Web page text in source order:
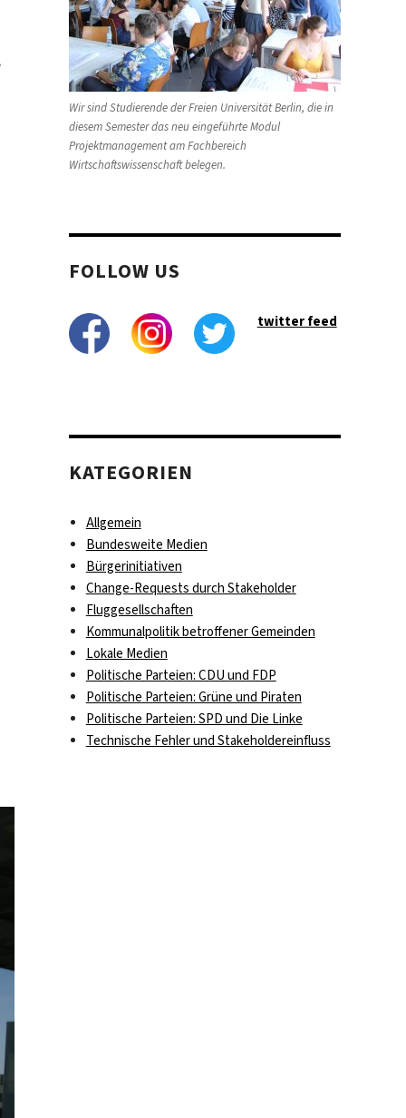
Wir sind Studierende der Freien Universität Berlin, die in
diesem Semester das neu eingeführte Modul
Projektmanagement am Fachbereich
Wirtschaftswissenschaft belegen.
FOLLOW US
twitter feed
KATEGORIEN
Allgemein
Bundesweite Medien
Bürgerinitiativen
Change-Requests durch Stakeholder
Fluggesellschaften
Kommunalpolitik betroffener Gemeinden
Lokale Medien
Politische Parteien: CDU und FDP
Politische Parteien: Grüne und Piraten
Politische Parteien: SPD und Die Linke
Technische Fehler und Stakeholdereinfluss